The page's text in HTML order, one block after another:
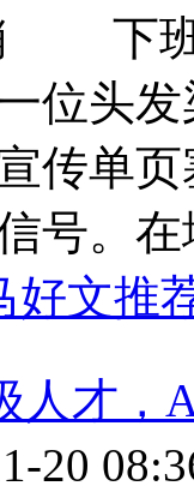
下班
位头
传单
号。
好文推
人才，
20